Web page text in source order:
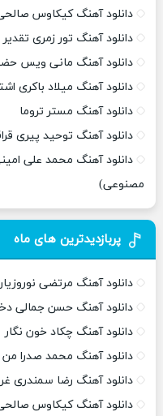
دانلود آهنگ کیکاوس
دانلود آهنگ تور زمری تقدیر
دانلود آهنگ مانی ویس
دانلود آهنگ میلاد باکری
دانلود آهنگ مستر تروما
دانلود آهنگ توحید پیری
دانلود آهنگ محمد علی
مصنوعی)
پربازدیدترین های ماه
دانلود آهنگ مرتضی
دانلود آهنگ حسن جمالی
دانلود آهنگ چکاد خون نگار
دانلود آهنگ محمد صدرا من
دانلود آهنگ رضا سمندری
دانلود آهنگ کیکاوس